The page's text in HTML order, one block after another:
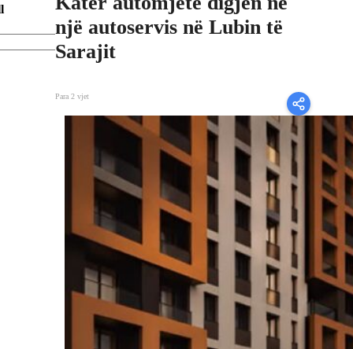
një autoservis në Lubin të
Sarajit
Para 2 vjet